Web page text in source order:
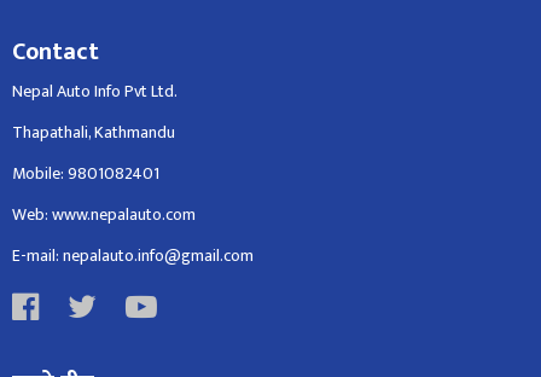
Contact
Nepal Auto Info Pvt Ltd.
Thapathali, Kathmandu
Mobile: 9801082401
Web: www.nepalauto.com
E-mail: nepalauto.info@gmail.com